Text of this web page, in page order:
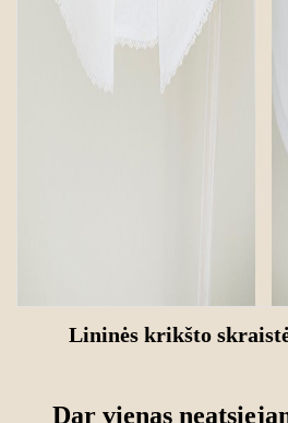
Lininės krikšto
Dar vienas